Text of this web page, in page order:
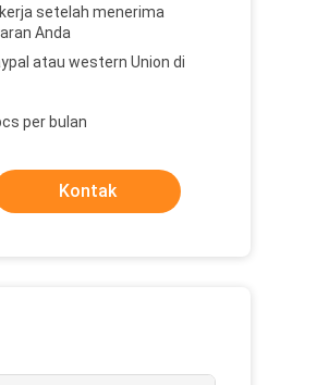
setelah menerima
Anda
atau western Union di
per bulan
Kontak